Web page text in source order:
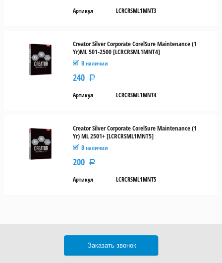
Артикул LCRCRSML1MNT3
Creator Silver Corporate CorelSure Maintenance (1
Yr)ML 501-2500 [LCRCRSML1MNT4]
В наличии
240 Р
Артикул LCRCRSML1MNT4
Creator Silver Corporate CorelSure Maintenance (1
Yr) ML 2501+ [LCRCRSML1MNT5]
В наличии
200 Р
Артикул LCRCRSML1MNT5
Заказать звонок